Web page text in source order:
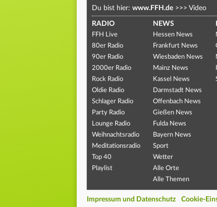
Du bist hier: www.FFH.de >>> Video
RADIO
FFH Live
80er Radio
90er Radio
2000er Radio
Rock Radio
Oldie Radio
Schlager Radio
Party Radio
Lounge Radio
Weihnachtsradio
Meditationsradio
Top 40
Playlist
NEWS
Hessen News
Frankfurt News
Wiesbaden News
Mainz News
Kassel News
Darmstadt News
Offenbach News
Gießen News
Fulda News
Bayern News
Sport
Wetter
Alle Orte
Alle Themen
Impressum und Datenschutz Cookie-